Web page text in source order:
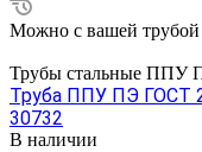
Можно с вашей трубой
Трубы стальные ППУ
Труба ППУ ПЭ ГОСТ
30732
В наличии